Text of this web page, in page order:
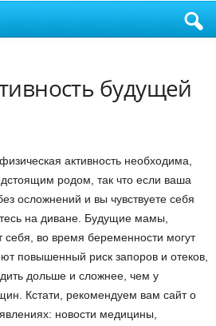
будущей
активность необходима,
родом, так что если ваша
осложнений и вы чувствуете себя
на диване. Будущие мамы,
себя, во время беременности могут
повышенный риск запоров и отеков,
дольше и сложнее, чем у
Кстати, рекомендуем вам сайт о
новости медицины,